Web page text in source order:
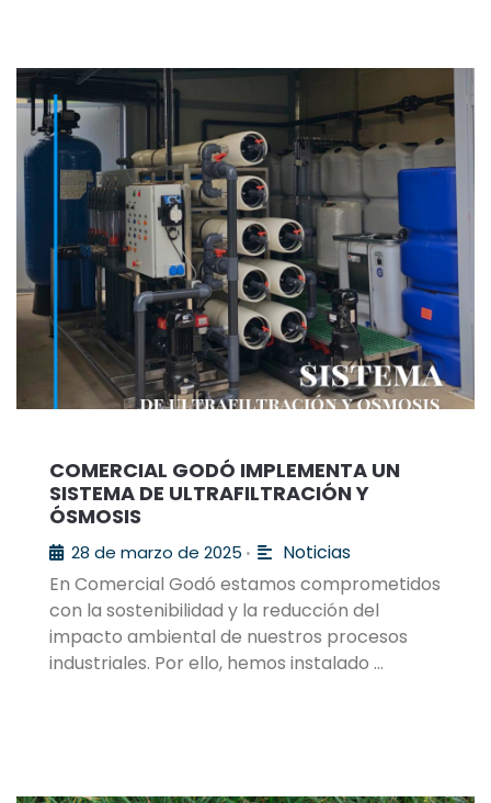
COMERCIAL GODÓ IMPLEMENTA UN
SISTEMA DE ULTRAFILTRACIÓN Y
ÓSMOSIS
28 de marzo de 2025 •
Noticias
En Comercial Godó estamos comprometidos
con la sostenibilidad y la reducción del
impacto ambiental de nuestros procesos
industriales. Por ello, hemos instalado …